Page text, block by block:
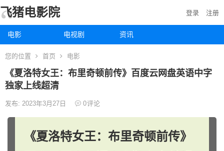
飞猪电影院
电影 电视剧 资讯
登录 注册
您的位置 首页 电影
《夏洛特女王：布里奇顿前传》百度云网盘英语中字
独家上线超清
发布: 2023年3月27日 0评论
《夏洛特女王：布里奇顿前传》